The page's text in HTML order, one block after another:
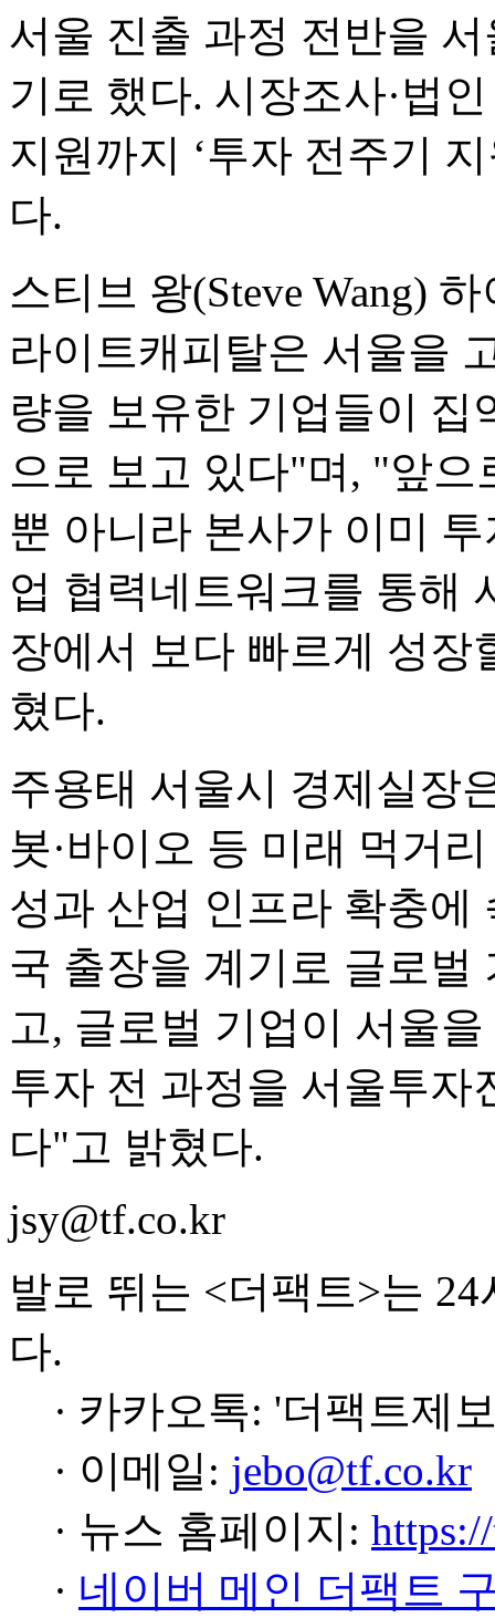
서울 진출 과정 전반을
기로 했다. 시장조사·법
지원까지 ‘투자 전주기
다.
스티브 왕(Steve Wang)
라이트캐피탈은 서울을
량을 보유한 기업들이 집
으로 보고 있다"며, "앞으
뿐 아니라 본사가 이미
업 협력네트워크를 통해
장에서 보다 빠르게 성
혔다.
주용태 서울시 경제실장
봇·바이오 등 미래 먹거
성과 산업 인프라 확충
국 출장을 계기로 글로벌
고, 글로벌 기업이 서울
투자 전 과정을 서울투자
다"고 밝혔다.
jsy@tf.co.kr
발로 뛰는 <더팩트>는
다.
· 카카오톡: '더팩트제
· 이메일: jebo@tf.co.kr
· 뉴스 홈페이지:
· 네이버 메인 더팩트